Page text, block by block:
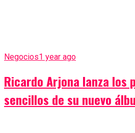
Negocios1 year ago
Ricardo Arjona lanza los
sencillos de su nuevo